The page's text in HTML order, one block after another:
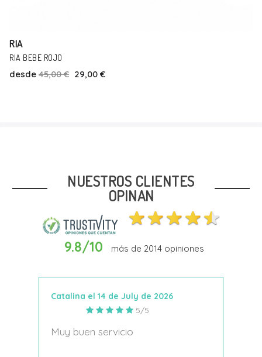
RIA
ABARCA MENORQUINA RIA BB AMARILLO
desde 45,00 € 29,00 €
NUESTROS CLIENTES
OPINAN
9.8/10 más de 2014opiniones
Catalina el 14 de July de 2026
5/5
Muy buen servicio